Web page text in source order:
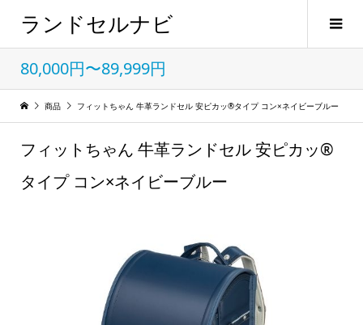
ランドセルナビ
80,000円〜89,999円
商品 フィットちゃん 牛革ランドセル 安ピカッ®タイプ コン×ネイビーブルー
フィットちゃん 牛革ランドセル 安ピカッ®
タイプ コン×ネイビーブルー